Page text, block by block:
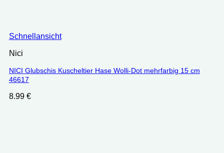
Schnellansicht
Nici
NICI Glubschis Kuscheltier Hase Wolli-Dot mehrfarbig 15 cm
46617
8.99 €